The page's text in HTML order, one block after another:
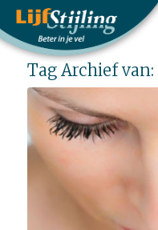
Tag Archief van: